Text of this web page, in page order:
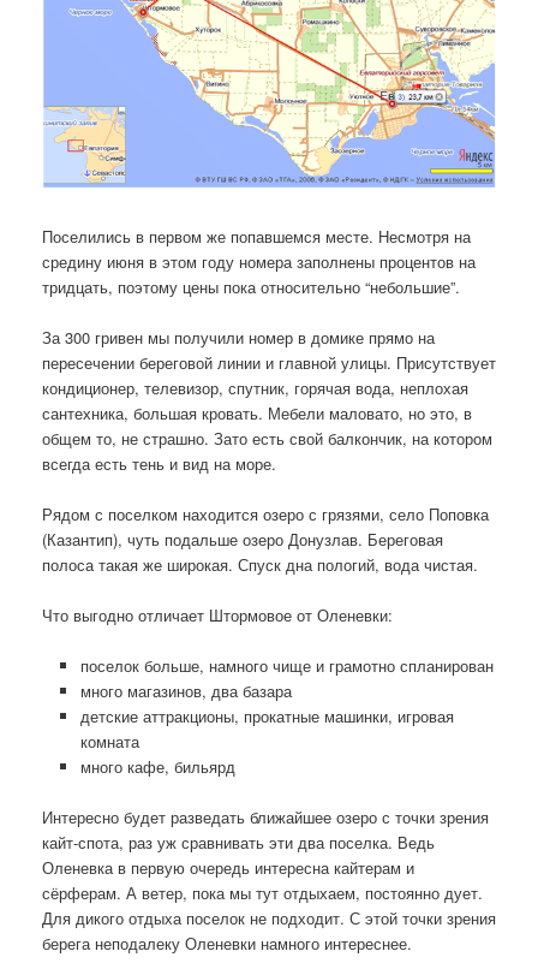
Поселились в первом же попавшемся месте. Несмотря на
средину июня в этом году номера заполнены процентов на
тридцать, поэтому цены пока относительно “небольшие”.
За 300 гривен мы получили номер в домике прямо на
пересечении береговой линии и главной улицы. Присутствует
кондиционер, телевизор, спутник, горячая вода, неплохая
сантехника, большая кровать. Мебели маловато, но это, в
общем то, не страшно. Зато есть свой балкончик, на котором
всегда есть тень и вид на море.
Рядом с поселком находится озеро с грязями, село Поповка
(Казантип), чуть подальше озеро Донузлав. Береговая
полоса такая же широкая. Спуск дна пологий, вода чистая.
Что выгодно отличает Штормовое от Оленевки:
поселок больше, намного чище и грамотно спланирован
много магазинов, два базара
детские аттракционы, прокатные машинки, игровая
комната
много кафе, бильярд
Интересно будет разведать ближайшее озеро с точки зрения
кайт-спота, раз уж сравнивать эти два поселка. Ведь
Оленевка в первую очередь интересна кайтерам и
сёрферам. А ветер, пока мы тут отдыхаем, постоянно дует.
Для дикого отдыха поселок не подходит. С этой точки зрения
берега неподалеку Оленевки намного интереснее.